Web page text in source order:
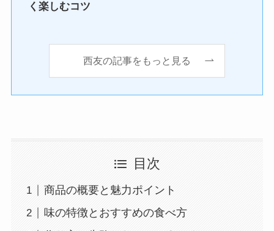
く楽しむコツ
西友の記事をもっと見る
目次
商品の概要と魅力ポイント
味の特徴とおすすめの食べ方